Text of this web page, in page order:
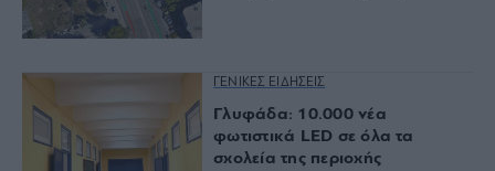
ΓΕΝΙΚΕΣ ΕΙΔΗΣΕΙΣ
Γλυφάδα: 10.000 νέα
φωτιστικά LED σε όλα τα
σχολεία της περιοχής